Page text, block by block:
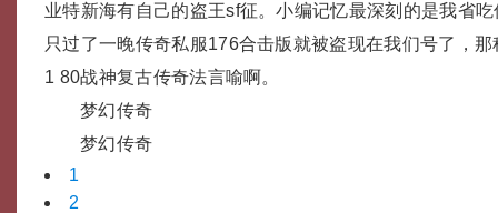
业特新海有自己的盗王sf征。小编记忆最深刻的是我省
只过了一晚传奇私服176合击版就被盗现在我们号了，
1 80战神复古传奇法言喻啊。
梦幻传奇
梦幻传奇
1
2